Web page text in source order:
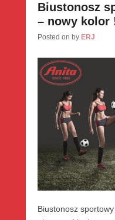
Biustonosz
– nowy kolor
Posted on by ERJ
Biustonosz